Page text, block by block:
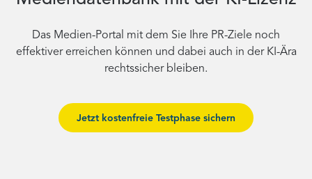
Das Medien-Portal mit dem Sie Ihre PR-Ziele noch
effektiver erreichen können und dabei auch in der KI-Ära
rechtssicher bleiben.
Jetzt kostenfreie Testphase sichern